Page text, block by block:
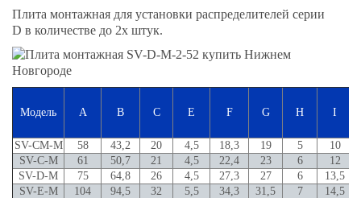
Плита монтажная для установки распределителей серии
D в количестве до 2х штук.
Модель A B C E F G H I
SV-CM-M 58 43,2 20 4,5 18,3 19 5
10
SV-C-M
61 50,7 21 4,5 22,4 23 6 12
SV-D-M
75 64,8 26 4,5 27,3 27 6
13,5
SV-E-M
104 94,5 32 5,5 34,3 31,5 7 14,5